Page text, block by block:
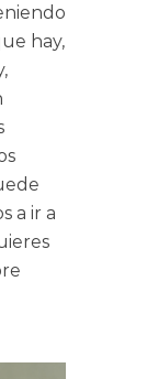
hay,
a ir a